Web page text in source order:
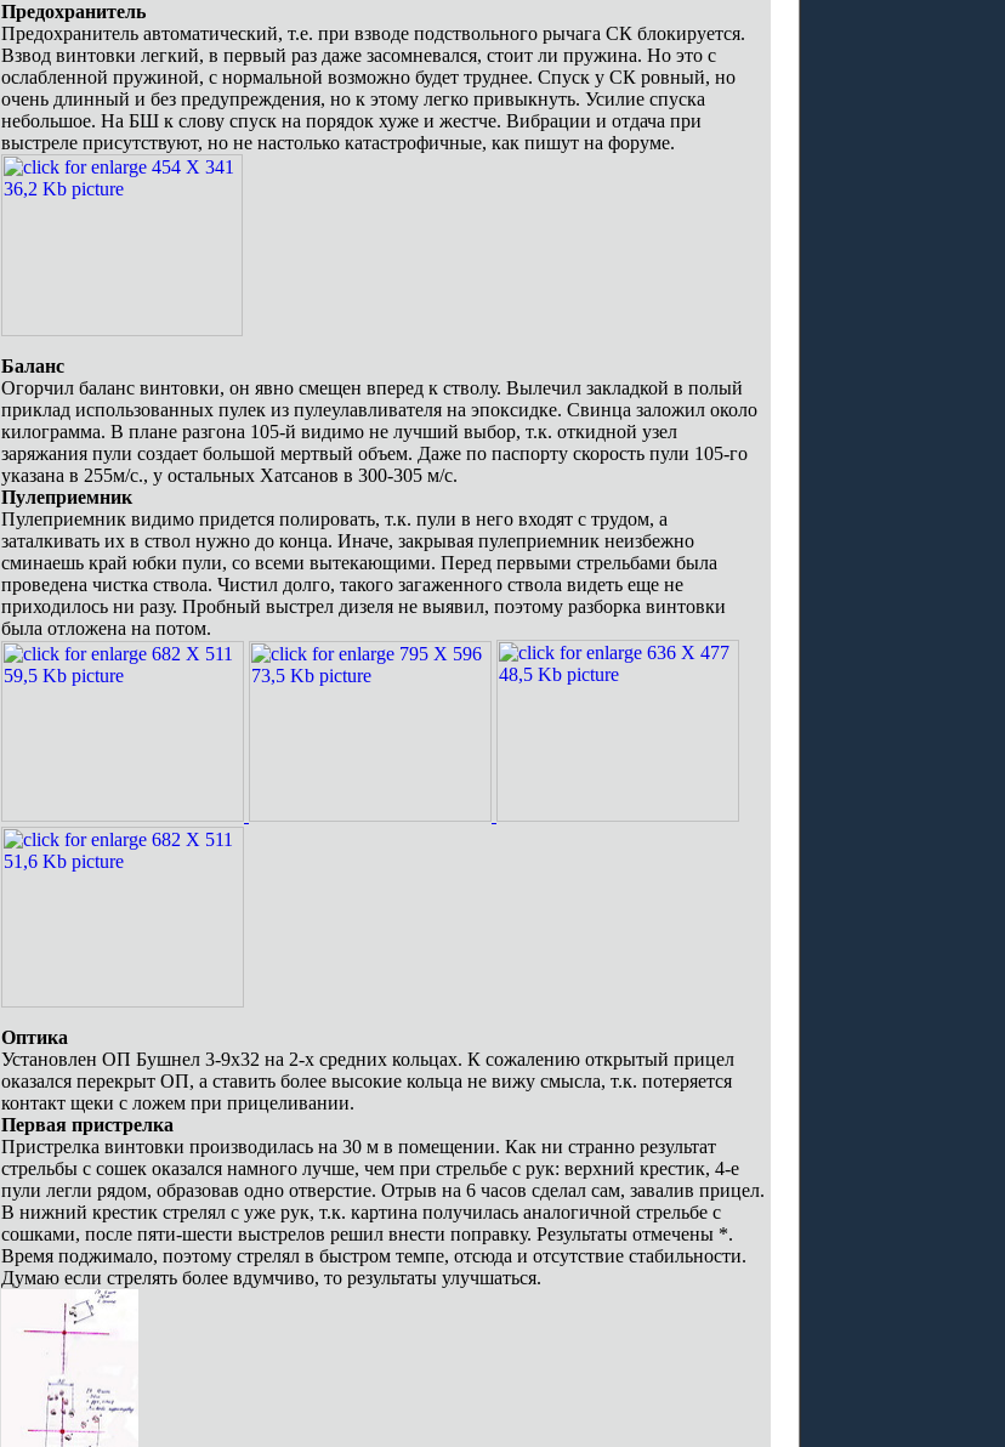
Предохранитель
Предохранитель автоматический, т.е. при взводе подствольного рычага СК блокируется.
Взвод винтовки легкий, в первый раз даже засомневался, стоит ли пружина. Но это с
ослабленной пружиной, с нормальной возможно будет труднее. Спуск у СК ровный, но
очень длинный и без предупреждения, но к этому легко привыкнуть. Усилие спуска
небольшое. На БШ к слову спуск на порядок хуже и жестче. Вибрации и отдача при
выстреле присутствуют, но не настолько катастрофичные, как пишут на форуме.
Баланс
Огорчил баланс винтовки, он явно смещен вперед к стволу. Вылечил закладкой в полый
приклад использованных пулек из пулеулавливателя на эпоксидке. Свинца заложил около
килограмма. В плане разгона 105-й видимо не лучший выбор, т.к. откидной узел
заряжания пули создает большой мертвый объем. Даже по паспорту скорость пули 105-го
указана в 255м/с., у остальных Хатсанов в 300-305 м/с.
Пулеприемник
Пулеприемник видимо придется полировать, т.к. пули в него входят с трудом, а
заталкивать их в ствол нужно до конца. Иначе, закрывая пулеприемник неизбежно
сминаешь край юбки пули, со всеми вытекающими. Перед первыми стрельбами была
проведена чистка ствола. Чистил долго, такого загаженного ствола видеть еще не
приходилось ни разу. Пробный выстрел дизеля не выявил, поэтому разборка винтовки
была отложена на потом.
Оптика
Установлен ОП Бушнел 3-9х32 на 2-х средних кольцах. К сожалению открытый прицел
оказался перекрыт ОП, а ставить более высокие кольца не вижу смысла, т.к. потеряется
контакт щеки с ложем при прицеливании.
Первая пристрелка
Пристрелка винтовки производилась на 30 м в помещении. Как ни странно результат
стрельбы с сошек оказался намного лучше, чем при стрельбе с рук: верхний крестик, 4-е
пули легли рядом, образовав одно отверстие. Отрыв на 6 часов сделал сам, завалив прицел.
В нижний крестик стрелял с уже рук, т.к. картина получилась аналогичной стрельбе с
сошками, после пяти-шести выстрелов решил внести поправку. Результаты отмечены *.
Время поджимало, поэтому стрелял в быстром темпе, отсюда и отсутствие стабильности.
Думаю если стрелять более вдумчиво, то результаты улучшаться.